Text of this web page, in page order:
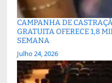
CAMPANHA DE
GRATUITA OFERECE 1,8
SEMANA
Julho 24, 2026